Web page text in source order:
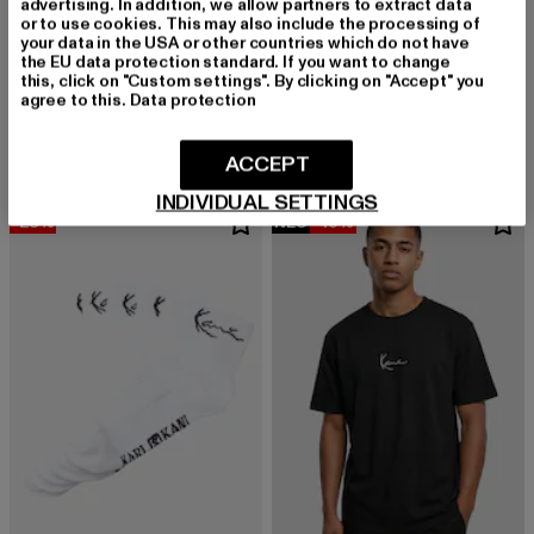
KARL KANI
Small Signature Green Logo Tee black
KARL KANI
-28% NEU -40%
or to use cookies. This may also include the processing of
your data in the USA or other countries which do not have
the EU data protection standard. If you want to change
this, click on "Custom settings". By clicking on "Accept" you
agree to this. Data protection
INDIVIDUAL SETTINGS
ACCEPT